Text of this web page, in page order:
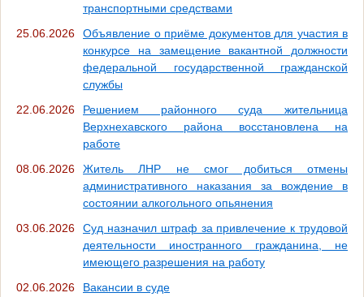
транспортными средствами
25.06.2026
Объявление о приёме документов для участия в
конкурсе на замещение вакантной должности
федеральной государственной гражданской
службы
22.06.2026
Решением районного суда жительница
Верхнехавского района восстановлена на
работе
08.06.2026
Житель ЛНР не смог добиться отмены
административного наказания за вождение в
состоянии алкогольного опьянения
03.06.2026
Суд назначил штраф за привлечение к трудовой
деятельности иностранного гражданина, не
имеющего разрешения на работу
02.06.2026
Вакансии в суде